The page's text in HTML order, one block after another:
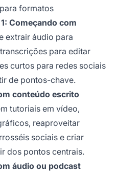
formatos
Começando com
extrair áudio para
para editar
curtos para redes sociais
de pontos-chave.
conteúdo escrito
tutoriais em vídeo,
reaproveitar
sociais e criar
dos pontos centrais.
áudio ou podcast